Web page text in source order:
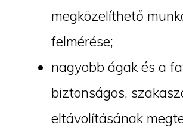
megközelíthető
felmérése;
nagyobb ágak és a
biztonságos,
eltávolításának